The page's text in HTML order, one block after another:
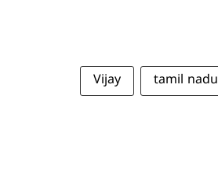
Vijay tamil nadu